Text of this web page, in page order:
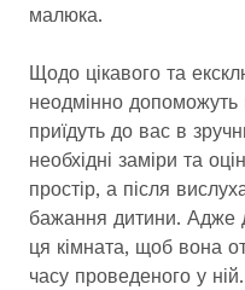
малюка.
Щодо цікавого та
неодмінно допоможуть
приїдуть до вас в
необхідні заміри та
простір, а після
бажання дитини. Адже
ця кімната, щоб вона
часу проведеного у